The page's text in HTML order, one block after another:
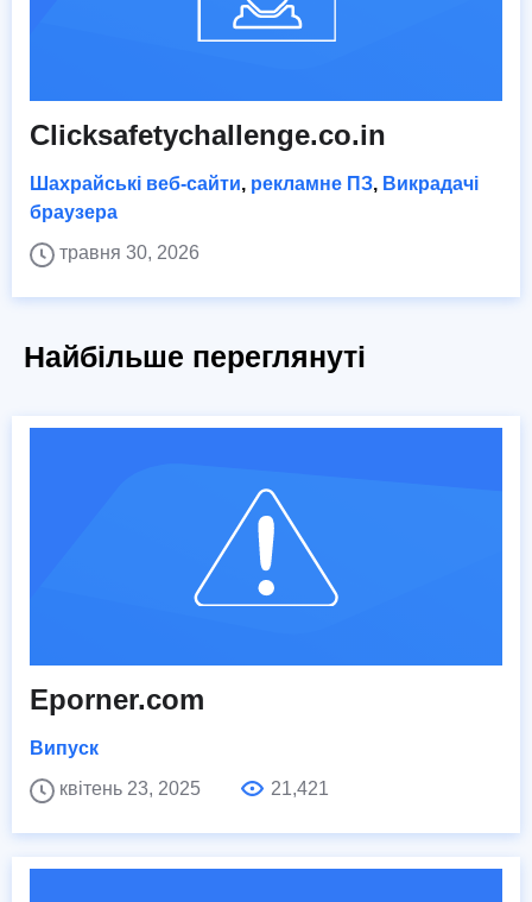
Clicksafetychallenge.co.in
Шахрайські веб-сайти, рекламне ПЗ, Викрадачі
браузера
травня 30, 2026
Найбільше переглянуті
Eporner.com
Випуск
квітень 23, 2025
21,421